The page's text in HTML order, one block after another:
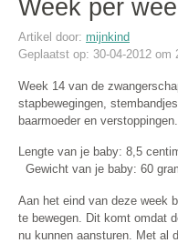
Week per
Artikel door: mijnkind
Geplaatst op: 30-04-2012 om
Week 14 van de
stapbewegingen,
baarmoeder en verstoppingen.
Lengte van je baby: 8,5
Gewicht van je baby: 60
Aan het eind van deze week
te bewegen. Dit komt omdat
nu kunnen aansturen. Met al